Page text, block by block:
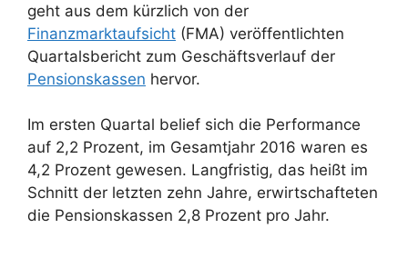
geht aus dem kürzlich von der
Finanzmarktaufsicht (FMA) veröffentlichten
Quartalsbericht zum Geschäftsverlauf der
Pensionskassen hervor.
Im ersten Quartal belief sich die Performance
auf 2,2 Prozent, im Gesamtjahr 2016 waren es
4,2 Prozent gewesen. Langfristig, das heißt im
Schnitt der letzten zehn Jahre, erwirtschafteten
die Pensionskassen 2,8 Prozent pro Jahr.